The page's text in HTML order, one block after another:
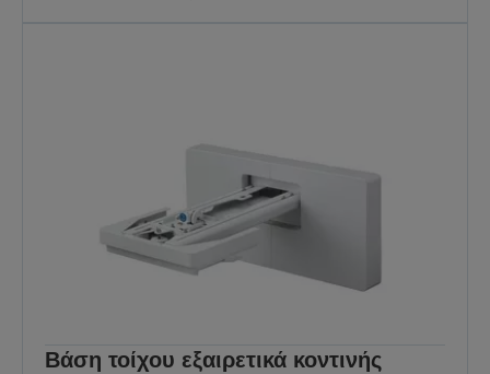
Βάση τοίχου εξαιρετικά κοντινής